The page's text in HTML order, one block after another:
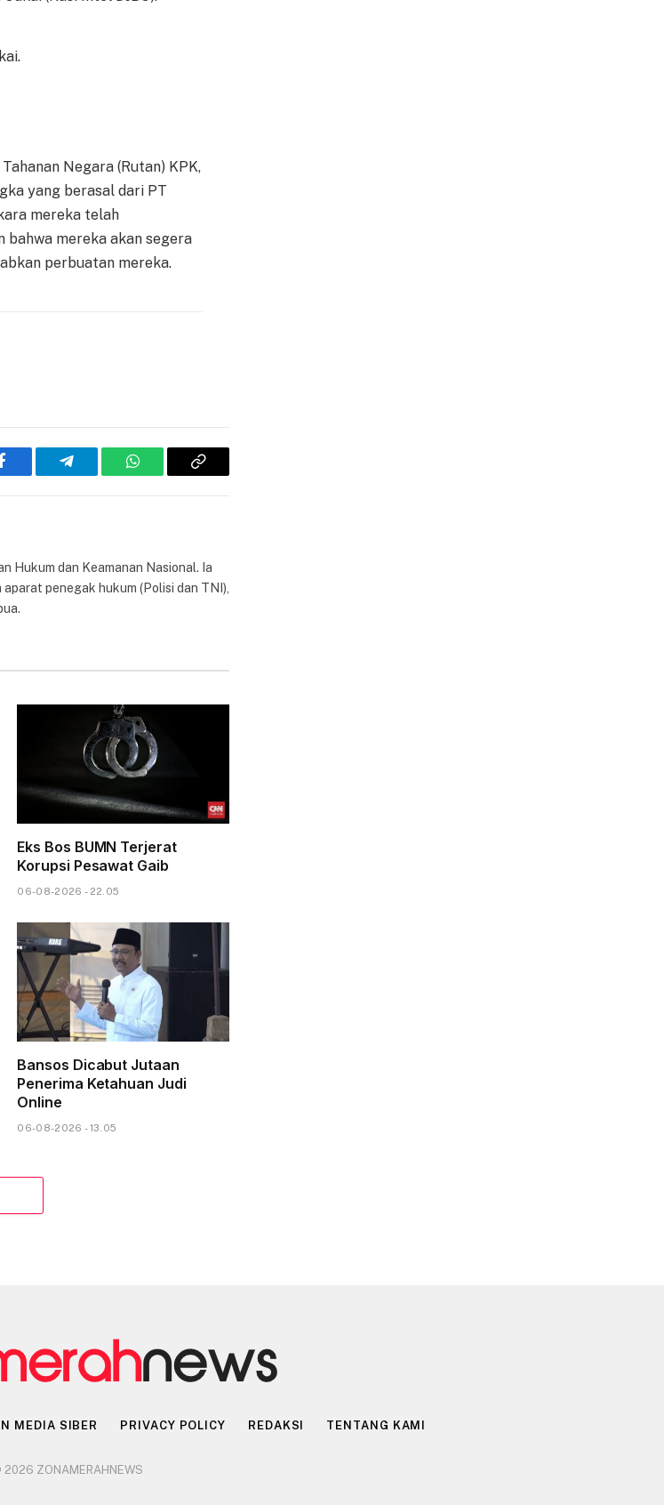
Negara (Rutan) KPK,
yang berasal dari PT
mereka telah
bahwa mereka akan segera
perbuatan mereka.
Facebook Telegram WhatsAppCopy
Hukum dan Keamanan Nasional. Ia
penegak hukum (Polisi dan TNI),
Eks Bos BUMN Terjerat
Korupsi Pesawat Gaib
06-08-2026 - 22.05
Bansos Dicabut Jutaan
Penerima Ketahuan Judi
Online
06-08-2026 - 13.05
MEDIA SIBER PRIVACY POLICY REDAKSI TENTANG KAMI
ZONAMERAHNEWS